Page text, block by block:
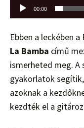
00:00
Ebben a leckében
La Bamba című
ismerheted meg.
gyakorlatok
azoknak a
kezdték el a